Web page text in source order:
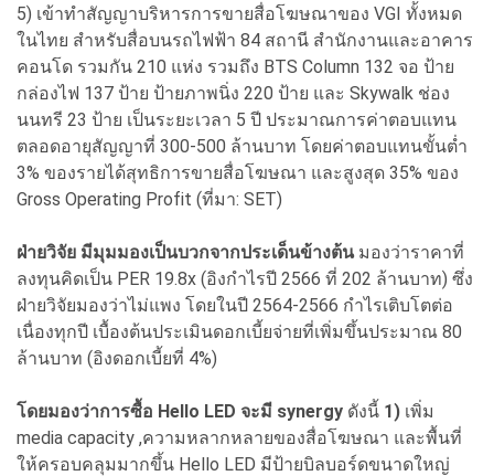
5) เข้าทำสัญญาบริหารการขายสื่อโฆษณาของ VGI ทั้งหมด
ในไทย สำหรับสื่อบนรถไฟฟ้า 84 สถานี สำนักงานและอาคาร
คอนโด รวมกัน 210 แห่ง รวมถึง BTS Column 132 จอ ป้าย
กล่องไฟ 137 ป้าย ป้ายภาพนิ่ง 220 ป้าย และ Skywalk ช่อง
นนทรี 23 ป้าย เป็นระยะเวลา 5 ปี ประมาณการค่าตอบแทน
ตลอดอายุสัญญาที่ 300-500 ล้านบาท โดยค่าตอบแทนขั้นต่ำ
3% ของรายได้สุทธิการขายสื่อโฆษณา และสูงสุด 35% ของ
Gross Operating Profit (ที่มา: SET)
ฝ่ายวิจัย มีมุมมองเป็นบวกจากประเด็นข้างต้น มองว่าราคาที่
ลงทุนคิดเป็น PER 19.8x (อิงกำไรปี 2566 ที่ 202 ล้านบาท) ซึ่ง
ฝ่ายวิจัยมองว่าไม่แพง โดยในปี 2564-2566 กำไรเติบโตต่อ
เนื่องทุกปี เบื้องต้นประเมินดอกเบี้ยจ่ายที่เพิ่มขึ้นประมาณ 80
ล้านบาท (อิงดอกเบี้ยที่ 4%)
โดยมองว่าการซื้อ Hello LED จะมี synergy ดังนี้ 1) เพิ่ม
media capacity ,ความหลากหลายของสื่อโฆษณา และพื้นที่
ให้ครอบคลุมมากขึ้น Hello LED มีป้ายบิลบอร์ดขนาดใหญ่